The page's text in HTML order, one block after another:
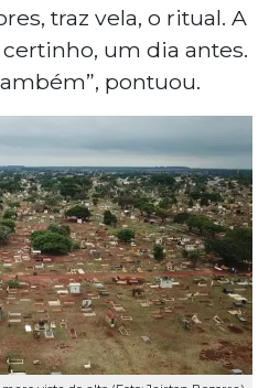
traz vela, o ritual. A
um dia antes.
pontuou.